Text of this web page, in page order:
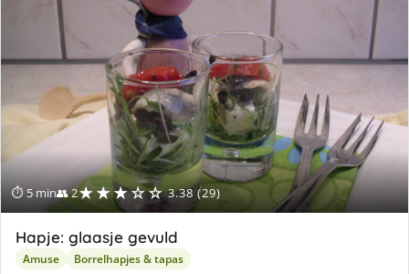
⏱ 5 min👥 2★★★☆☆ 3.38 (29)
Hapje: glaasje gevuld
Amuse Borrelhapjes & tapas